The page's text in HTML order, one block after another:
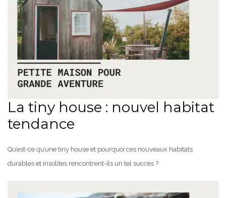
La tiny house : nouvel habitat
tendance
Qu’est-ce qu’une tiny house et pourquoi ces nouveaux habitats
durables et insolites rencontrent-ils un tel succès ?